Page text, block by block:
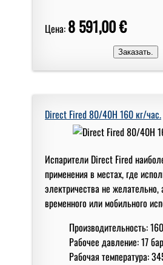
Цена: 8 591,00 €
Direct Fired 80/40H 160 кг/чаc.
Испарители Direct Fired
применения в местах, где
электричества не
временного или мобильного
Производительность:
Рабочее давление: 17
Рабочая температура: